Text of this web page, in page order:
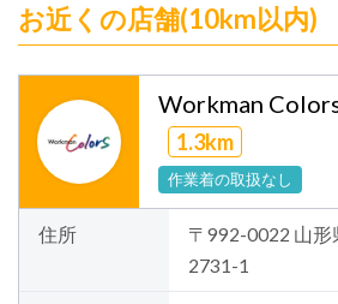
お近くの店舗(10km以内)
Workman
1.3km
作業着の取扱なし
住所
〒992-0022 山
2731-1